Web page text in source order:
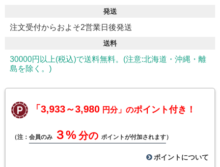
発送
注文受付からおよそ2営業日後発送
送料
30000円以上(税込)で送料無料。(注意:北海道・沖縄・離
島を除く。)
「3,933～3,980 円分」のポイント付き！
（注： 会員のみ ３% 分の ポイントが付加されます）
ポイントについて